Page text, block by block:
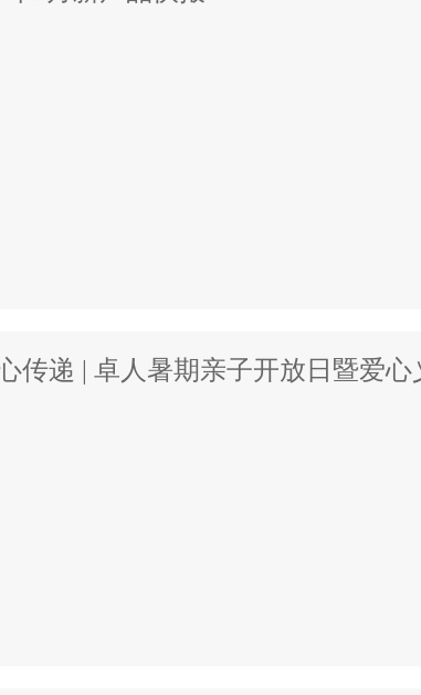
传递 | 卓人暑期亲子开放日暨爱心